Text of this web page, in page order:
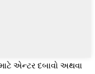
એન્ટર દબાવો અથવા